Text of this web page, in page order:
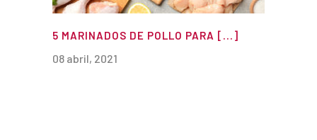
5 MARINADOS DE POLLO PARA [...]
08 abril, 2021